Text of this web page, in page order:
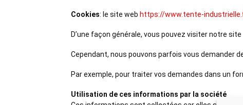
Cookies: le site web https://www.tente-
D’une façon générale, vous pouvez visiter notre
Cependant, nous pouvons parfois vous demander
Par exemple, pour traiter vos demandes dans un
Utilisation de ces informations par la société